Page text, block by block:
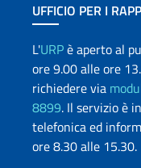
UFFICIO PER I
L'URPè aperto al
ore 9.00 alle ore
richiedere via
8899. Il servizio è
telefonica ed
ore 8.30 alle 15.30.